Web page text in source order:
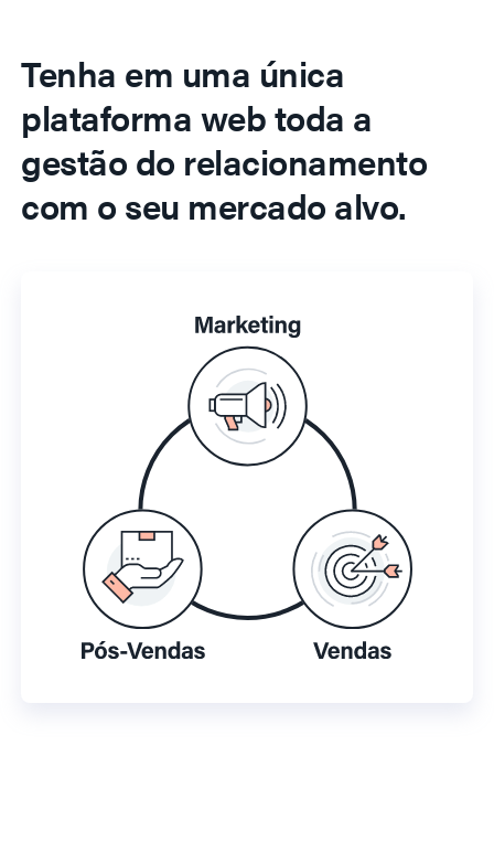
Tenha em uma única
plataforma web toda a
gestão do relacionamento
com o seu mercado alvo.